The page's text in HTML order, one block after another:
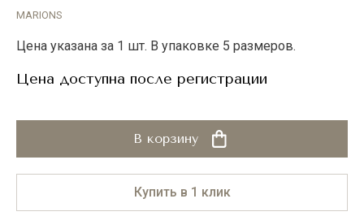
MARIONS
Цена указана за 1 шт. В упаковке 5 размеров.
Цена доступна после регистрации
В корзину
Купить в 1 клик